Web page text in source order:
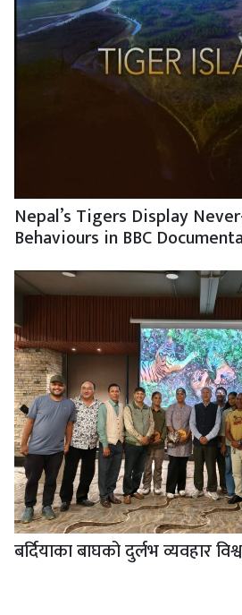
Nepal’s Tigers Display
Behaviours in BBC
बर्दियाका बाघको दुर्लभ व्यवहार